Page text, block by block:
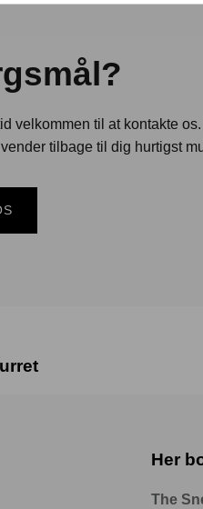
velkommen til at kontakte
tilbage til dig hurtigst
Her
The